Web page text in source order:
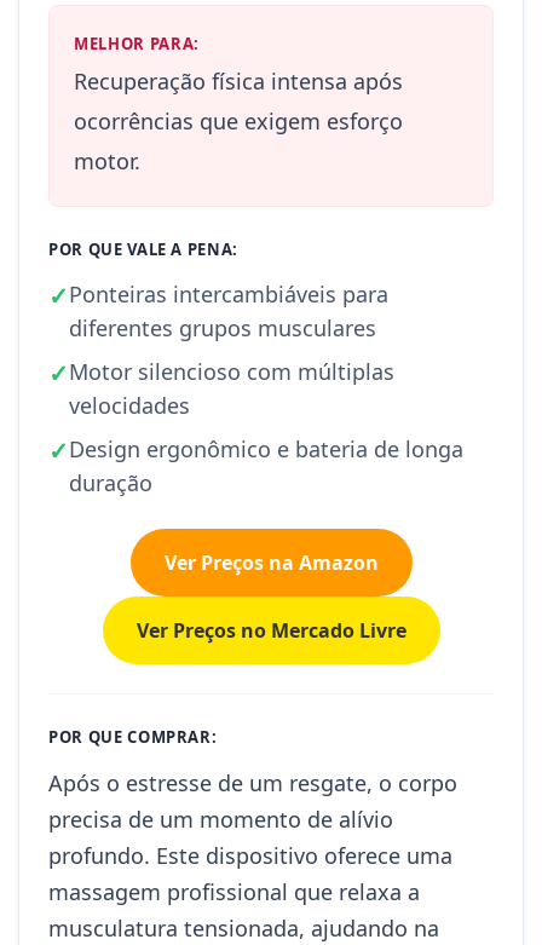
MELHOR PARA:
Recuperação física intensa após
ocorrências que exigem esforço
motor.
POR QUE VALE A PENA:
✓Ponteiras intercambiáveis para
diferentes grupos musculares
✓Motor silencioso com múltiplas
velocidades
✓Design ergonômico e bateria de longa
duração
Ver Preços na Amazon
Ver Preços no Mercado Livre
POR QUE COMPRAR:
Após o estresse de um resgate, o corpo
precisa de um momento de alívio
profundo. Este dispositivo oferece uma
massagem profissional que relaxa a
musculatura tensionada, ajudando na